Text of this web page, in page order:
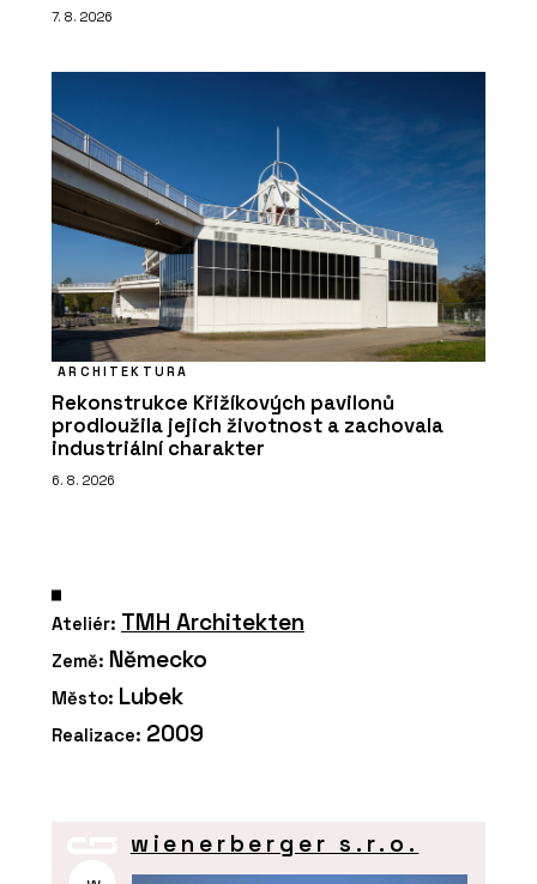
7. 8. 2026
ARCHITEKTURA
Rekonstrukce Křižíkových pavilonů
prodloužila jejich životnost a zachovala
industriální charakter
6. 8. 2026
Ateliér: TMH Architekten
Země: Německo
Město: Lubek
Realizace: 2009
wienerberger s.r.o.